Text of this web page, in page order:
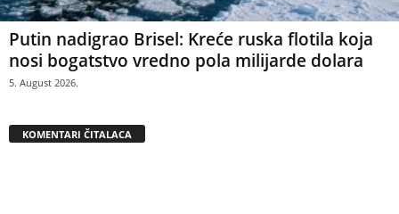
Putin nadigrao Brisel: Kreće ruska flotila koja
nosi bogatstvo vredno pola milijarde dolara
5. August 2026.
KOMENTARI ČITALACA